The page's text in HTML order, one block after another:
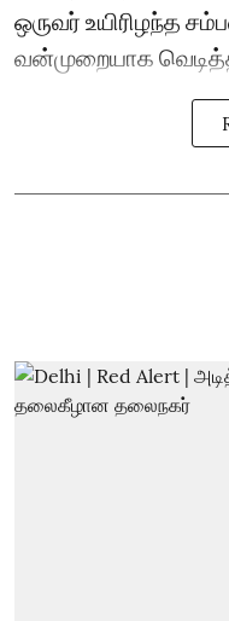
ஒருவர் உயிரிழந்த
வன்முறையாக